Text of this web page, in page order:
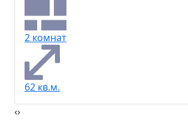
2 комнат
62 кв.м.
‹›